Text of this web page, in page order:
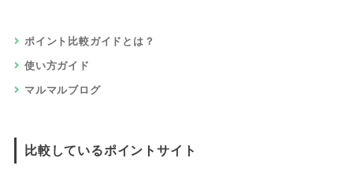
ポイント比較ガイドとは？
使い方ガイド
マルマルブログ
比較しているポイントサイト